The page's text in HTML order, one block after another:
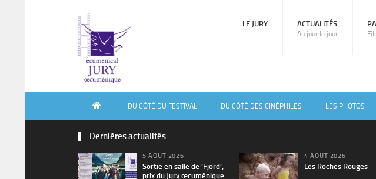
LE JURY ACTUALITÉS
Au jour le jour
DU CÔTÉ DU FESTIVAL DU CÔTÉ DES CINÉPHILES LES PHOTOS
Dernières actualités
5 AOÛT 2026
Sortie en salle de ’Fjord’,
prix du Jury œcuménique
4 AOÛT 2026
Les Roches Rouges